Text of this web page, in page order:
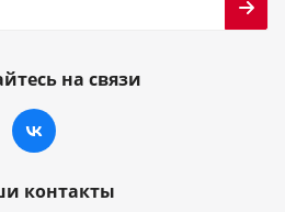
на связи
контакты